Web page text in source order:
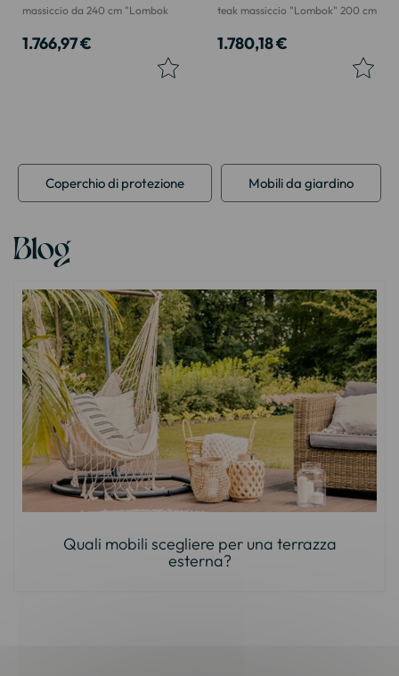
massiccio da 240 cm "Lombok
1.766,97 €
teak massiccio "Lombok" 200 cm
1.780,18 €
Coperchio di protezione Mobili da giardino
Blog
Quali mobili scegliere per una terrazza
esterna?